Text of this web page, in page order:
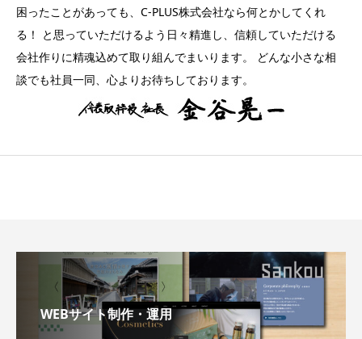
困ったことがあっても、C-PLUS株式会社なら何とかしてくれ
る！ と思っていただけるよう日々精進し、信頼していただける
会社作りに精魂込めて取り組んでまいります。 どんな小さな相
談でも社員一同、心よりお待ちしております。
WEBサイト制作・運用